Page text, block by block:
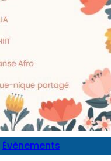
Évènements